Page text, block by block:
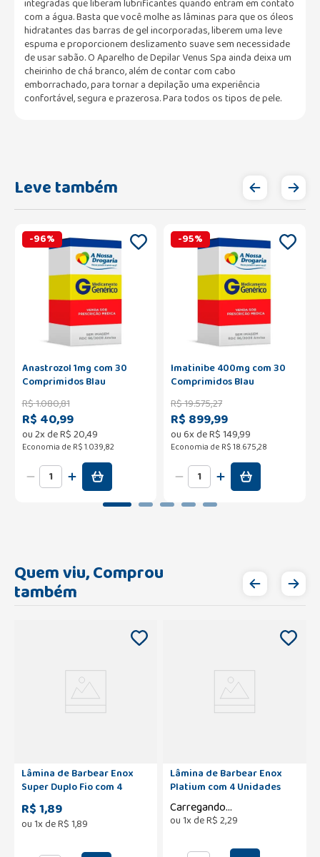
integradas que liberam lubrificantes quando entram em contato
com a água. Basta que você molhe as lâminas para que os óleos
hidratantes das barras de gel incorporadas, liberem uma leve
espuma e proporcionem deslizamento suave sem necessidade
de usar sabão. O Aparelho de Depilar Venus Spa ainda deixa um
cheirinho de chá branco, além de contar com cabo
emborrachado, para tornar a depilação uma experiência
confortável, segura e prazerosa. Para todos os tipos de pele.
Leve também
-96%
Anastrozol 1mg com 30
Comprimidos Blau
R$1.080,81
R$ 40,99
ou2x deR$20,49
Economia de R$ 1.039,82
-95%
Imatinibe 400mg com 30
Comprimidos Blau
R$19.575,27
R$ 899,99
ou6x deR$149,99
Economia de R$ 18.675,28
Quem viu, Comprou
também
Lâmina de Barbear Enox
Super Duplo Fio com 4
Unidades
R$ 1,89
ou1x deR$1,89
Lâmina de Barbear Enox
Platium com 4 Unidades
Carregando...
ou1x deR$2,29